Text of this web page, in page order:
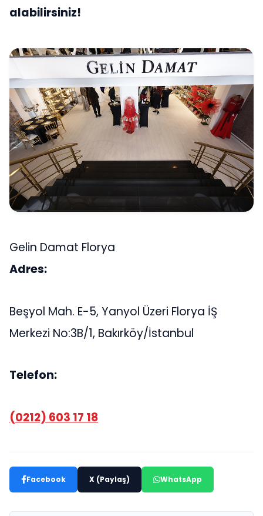
alabilirsiniz!
Gelin Damat Florya
Adres:
Beşyol Mah. E-5, Yanyol Üzeri Florya İŞ
Merkezi No:3B/1, Bakırköy/İstanbul
Telefon:
(0212) 603 17 18
Facebook X (Paylaş) WhatsApp